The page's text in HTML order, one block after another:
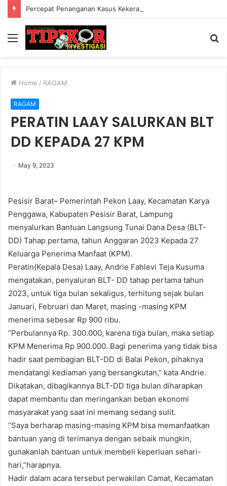
Menu
Home / RAGAM
RAGAM
PERATIN LAAY SALURKAN BLT
DD KEPADA 27 KPM
May 9, 2023
Pesisir Barat– Pemerintah Pekon Laay, Kecamatan Karya
Penggawa, Kabupaten Pesisir Barat, Lampung
menyalurkan Bantuan Langsung Tunai Dana Desa (BLT-
DD) Tahap pertama, tahun Anggaran 2023 Kepada 27
Keluarga Penerima Manfaat (KPM).
Peratin(Kepala Desa) Laay, Andrie Fahlevi Teja Kusuma
mengatakan, penyaluran BLT- DD tahap pertama tahun
2023, untuk tiga bulan sekaligus, terhitung sejak bulan
Januari, Februari dan Maret, masing -masing KPM
menerima sebesar Rp 900 ribu.
“Perbulannya Rp. 300.000, karena tiga bulan, maka setiap
KPM Menerima Rp 900.000. Bagi penerima yang tidak bisa
hadir saat pembagian BLT-DD di Balai Pekon, pihaknya
mendatangi kediaman yang bersangkutan,” kata Andrie.
Dikatakan, dibagikannya BLT-DD tiga bulan diharapkan
dapat membantu dan meringankan beban ekonomi
masyarakat yang saat ini memang sedang sulit.
“Saya berharap masing-masing KPM bisa memanfaatkan
bantuan yang di terimanya dengan sebaik mungkin,
gunakanlah bantuan untuk membeli keperluan sehari-
hari,”harapnya.
Hadir dalam acara tersebut perwakilan Camat, Kecamatan